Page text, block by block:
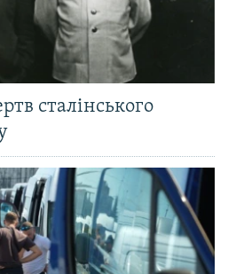
сталінського